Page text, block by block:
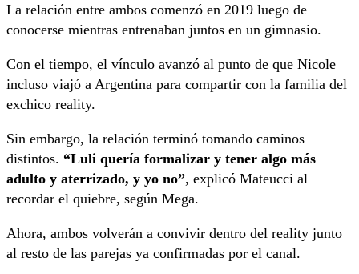
La relación entre ambos comenzó en 2019 luego de
conocerse mientras entrenaban juntos en un gimnasio.
Con el tiempo, el vínculo avanzó al punto de que Nicole
incluso viajó a Argentina para compartir con la familia del
exchico reality.
Sin embargo, la relación terminó tomando caminos
distintos. “Luli quería formalizar y tener algo más
adulto y aterrizado, y yo no”, explicó Mateucci al
recordar el quiebre, según Mega.
Ahora, ambos volverán a convivir dentro del reality junto
al resto de las parejas ya confirmadas por el canal.